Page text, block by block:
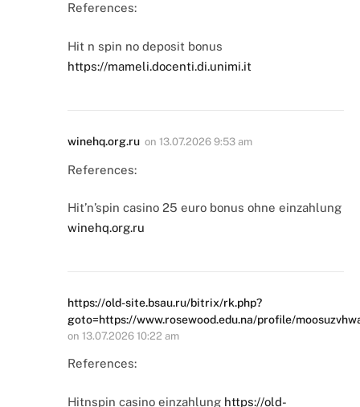
References:
Hit n spin no deposit bonus
https://mameli.docenti.di.unimi.it
winehq.org.ru on 13.07.2026 9:53 am
References:
Hit’n’spin casino 25 euro bonus ohne einzahlung
winehq.org.ru
https://old-site.bsau.ru/bitrix/rk.php?
goto=https://www.rosewood.edu.na/profile/
on 13.07.2026 10:22 am
References:
Hitnspin casino einzahlung https://old-